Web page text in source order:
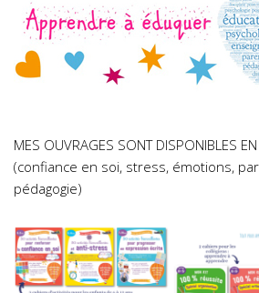
MES OUVRAGES SONT DISPONIBLES EN
(confiance en soi, stress, émotions,
pédagogie)